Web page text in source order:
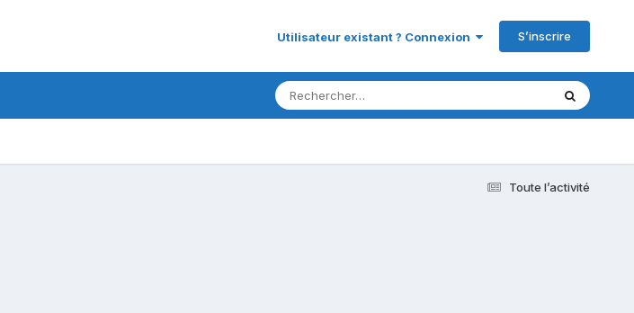
Utilisateur existant ? Connexion S’inscrire
Toute l’activité